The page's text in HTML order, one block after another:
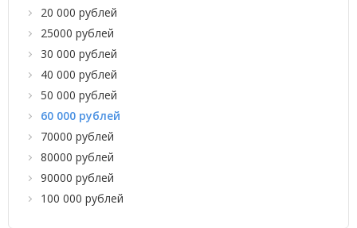
20 000 рублей
25000 рублей
30 000 рублей
40 000 рублей
50 000 рублей
60 000 рублей
70000 рублей
80000 рублей
90000 рублей
100 000 рублей